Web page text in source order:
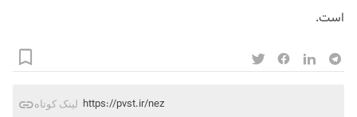
است.
لینک کوتاه https://pvst.ir/nez